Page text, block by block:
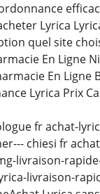
Lyrica
quel site
En Ligne
En Ligne
Lyrica Prix
fr achat-
chiesi fr
livraison-
livraison-